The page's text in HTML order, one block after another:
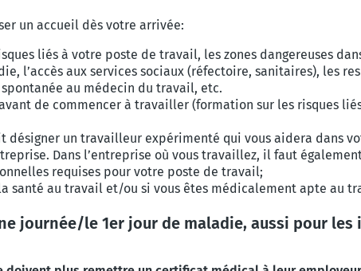
un accueil dès votre arrivée:
liés à votre poste de travail, les zones dangereuses
l’accès aux services sociaux (réfectoire, sanitaires), les
au médecin du travail, etc.
de commencer à travailler (formation sur les risques
désigner un travailleur expérimenté qui vous aidera dans
Dans l’entreprise où vous travaillez, il faut
requises pour votre poste de travail;
santé au travail et/ou si vous êtes médicalement apte au
journée/le 1er jour de maladie, aussi pour les